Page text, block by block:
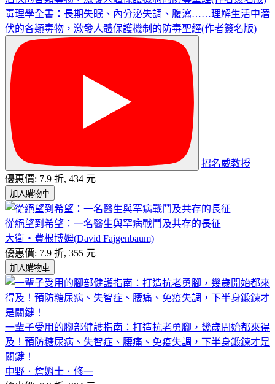
毒理學全書：長期失眠、內分泌失調、腹瀉……理解生活中潛
伏的各類毒物，激發人體保護機制的防毒聖經(作者簽名版)
招名威教授
優惠價: 7.9 折, 434 元
加入購物車
從絕望到希望：一名醫生與罕病戰鬥及共存的長征
大衛・費根博姆(David Fajgenbaum)
優惠價: 7.9 折, 355 元
加入購物車
一輩子受用的腳部健護指南：打造抗老勇腳，幾歲開始都來得
及！預防糖尿病、失智症、腰痛、免疫失調，下半身鍛鍊才是
關鍵！
中野．詹姆士．修一